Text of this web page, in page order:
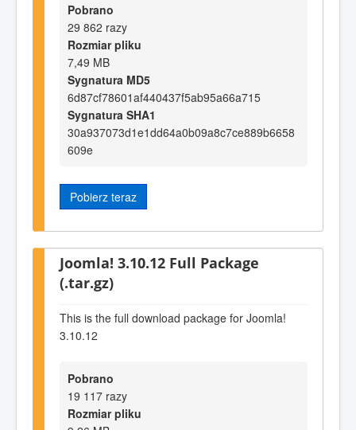
Pobrano
29 862 razy
Rozmiar pliku
7,49 MB
Sygnatura MD5
6d87cf78601af440437f5ab95a66a715
Sygnatura SHA1
30a937073d1e1dd64a0b09a8c7ce889b6658
609e
Pobierz teraz
Joomla! 3.10.12 Full Package
(.tar.gz)
This is the full download package for Joomla!
3.10.12
Pobrano
19 117 razy
Rozmiar pliku